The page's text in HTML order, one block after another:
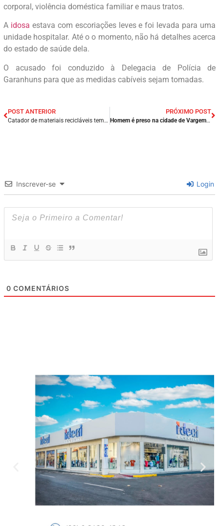
corporal, violência doméstica familiar e maus tratos.
A idosa estava com escoriações leves e foi levada para uma
unidade hospitalar. Até o o momento, não há detalhes acerca
do estado de saúde dela.
O acusado foi conduzido à Delegacia de Polícia de
Garanhuns para que as medidas cabíveis sejam tomadas.
POST ANTERIOR
Catador de materiais recicláveis tem mão amputada em explosão de bomba em Maceió/AL.
PRÓXIMO POST
Homem é preso na cidade de Vargem Grande, após tentar matar a cunhada no município de Nina Rodrigues/MA.
Inscrever-se Login
0 COMENTÁRIOS